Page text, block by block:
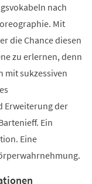
nach
Mit
die Chance diesen
zu erlernen, denn
mit sukzessiven
Erweiterung der
Ein
Eine